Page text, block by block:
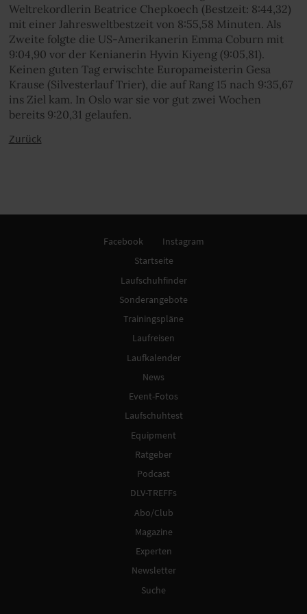
Weltrekordlerin Beatrice Chepkoech (Bestzeit: 8:44,32)
mit einer Jahresweltbestzeit von 8:55,58 Minuten. Als
Zweite folgte die US-Amerikanerin Emma Coburn mit
9:04,90 vor der Kenianerin Hyvin Kiyeng (9:05,81).
Keinen guten Tag erwischte Europameisterin Gesa
Krause (Silvesterlauf Trier), die auf Rang 15 nach 9:35,67
ins Ziel kam. In Oslo war sie vor gut zwei Wochen
bereits 9:20,31 gelaufen.
Zurück
Facebook
Instagram
Startseite
Laufschuhfinder
Sonderangebote
Trainingspläne
Laufreisen
Laufkalender
News
Event-Fotos
Laufschuhtest
Equipment
Ratgeber
Podcast
DLV-TREFFs
Abo/Club
Magazine
Experten
Newsletter
Suche